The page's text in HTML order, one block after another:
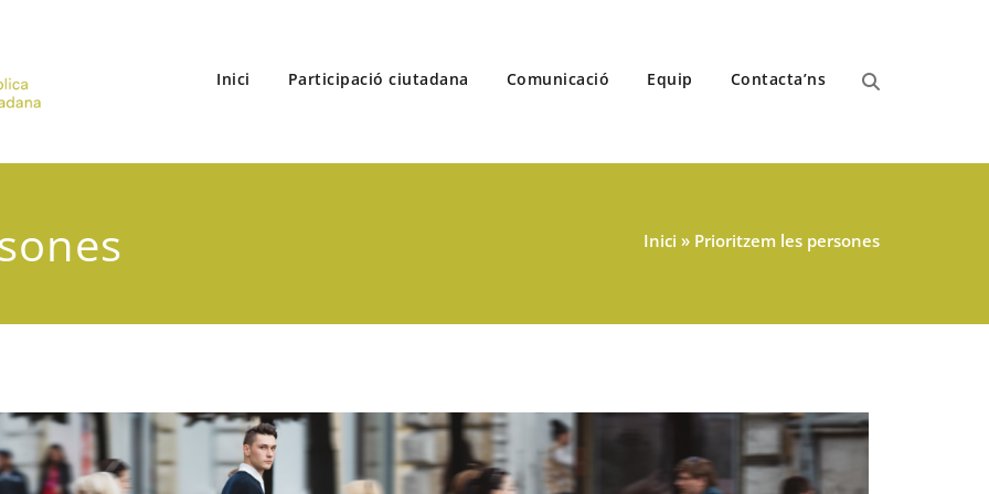
Inici Participació ciutadana Comunicació Equip Contacta’ns
Inici » Prioritzem les persones